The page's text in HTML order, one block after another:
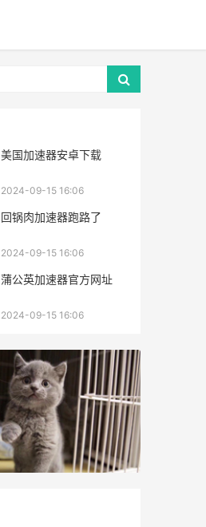
美国加速器安卓下载
2024-09-15 16:06
回锅肉加速器跑路了
2024-09-15 16:06
蒲公英加速器官方网址
2024-09-15 16:06